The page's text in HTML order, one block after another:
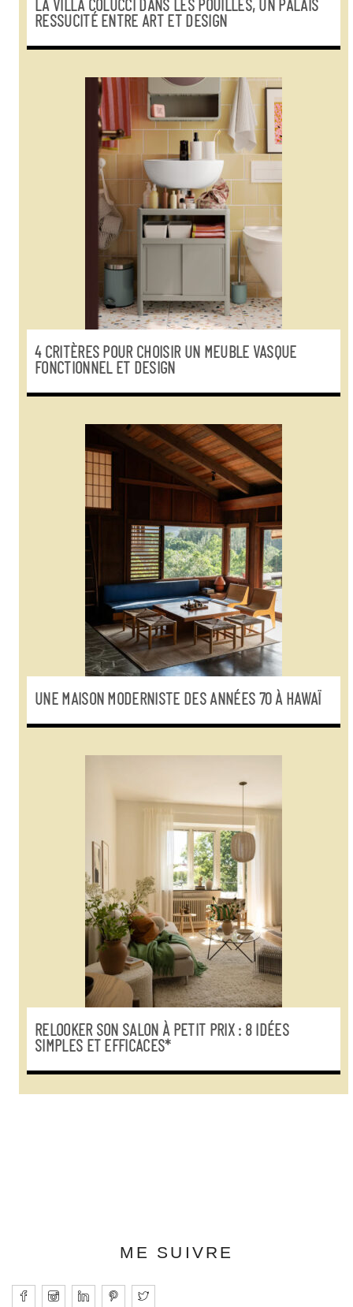
LA VILLA COLUCCI DANS LES POUILLES, UN PALAIS
RESSUCITÉ ENTRE ART ET DESIGN
4 CRITÈRES POUR CHOISIR UN MEUBLE VASQUE
FONCTIONNEL ET DESIGN
UNE MAISON MODERNISTE DES ANNÉES 70 À HAWAÏ
RELOOKER SON SALON À PETIT PRIX : 8 IDÉES
SIMPLES ET EFFICACES*
ME SUIVRE